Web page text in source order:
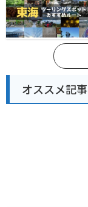
オススメ記事